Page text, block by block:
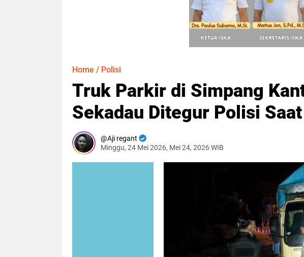
Home / Polisi
Truk Parkir di Simpang
Sekadau Ditegur Polisi
Aji regant
Minggu, 24 Mei 2026, Mei 24, 2026 WIB